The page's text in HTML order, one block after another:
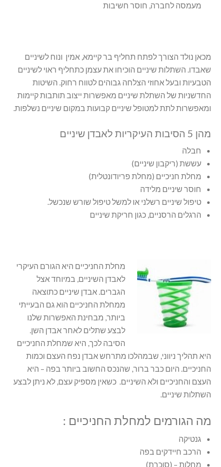
מעמסה לחברה, חוסר חשיבות
מכאן נולד הצורך לפתח תחליף בר קיימא, אמין ונוח לשיניים
שאבדו. השתלות שיניים הוכיחו את עצמן כתחליף ראוי לשיניים
הטבעיות ובעל אחוזי הצלחה גבוהים לטווח רחוק. השיטות
החדשניות של השתלת שיניים מאפשרות ייצוב תותבות קיימות
ומאפשרות לתת למטופל שיניים קבועות במקום שיניים נשלפות.
מהן 5 הסיבות העיקריות לאבדן שיניים
חבלה
עששת (ריקבון שיניים)
מחלת חניכיים (מחלת פריודונטלית)
חוסר שיניים מלידה
טיפול שיניים רשלני או למשל טיפול שורש שנכשל.
הרגלים הרסניים, כגון חריקת שיניים
מחלת החניכיים היא הגורם העיקרי
לאבדן השיניים, במיוחד אצל
הגברים. אבדן שיניים כתוצאה
ממחלת החניכיים הוא גם הבעייתי
ביותר, מבחינת האפשרות שלנו
לבצע שתלים לאחר אבדן השן.
הסיבה לכך, היא שמחלת החניכיים
היא תהליך ניווני, שבמהלכו מתרחש אבדן נפח העצם וכמות
החניכיים. היום כבר ברור, שהנכס החשוב ביותר בפה – היא
העצם והחניכיים ולא השיניים. כשאין מספיק עצם, לא ניתן לבצע
השתלות שיניים.
מה הגורמים למחלת החניכיים :
גנטיקה
הרכב חיידקים בפה
מחלות – (סוכרת)